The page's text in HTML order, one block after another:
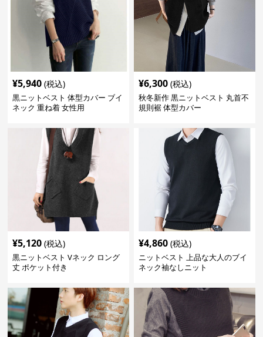
¥5,940 (税込)
黒ニットベスト 体型カバー ブイ
ネック 重ね着 女性用
¥6,300 (税込)
秋冬新作 黒ニットベスト 丸首不
規則裾 体型カバー
¥5,120 (税込)
黒ニットベスト Vネック ロング
丈 ポケット付き
¥4,860 (税込)
ニットベスト 上品な大人のブイ
ネック袖なしニット